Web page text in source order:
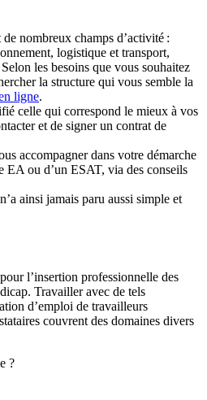
nombreux champs d’activité :
logistique et transport,
les besoins que vous souhaitez
la structure qui vous semble la
ligne.
celle qui correspond le mieux à vos
et de signer un contrat de
accompagner dans votre démarche
EA ou d’un ESAT, via des conseils
ainsi jamais paru aussi simple et
l’insertion professionnelle des
Travailler avec de tels
d’emploi de travailleurs
couvrent des domaines divers
?